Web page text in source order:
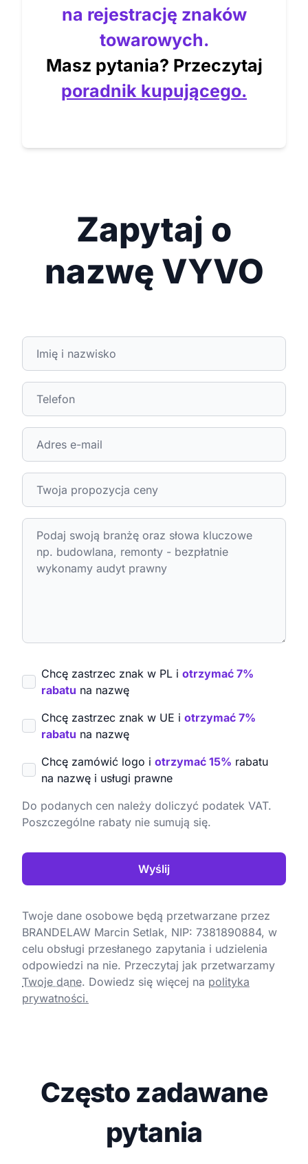
na rejestrację znaków
towarowych.
Masz pytania? Przeczytaj
poradnik kupującego.
Zapytaj o
nazwę VYVO
Chcę zastrzec znak w PL i otrzymać 7%
rabatu na nazwę
Chcę zastrzec znak w UE i otrzymać 7%
rabatu na nazwę
Chcę zamówić logo i otrzymać 15% rabatu
na nazwę i usługi prawne
Do podanych cen należy doliczyć podatek VAT.
Poszczególne rabaty nie sumują się.
Wyślij
Twoje dane osobowe będą przetwarzane przez
BRANDELAW Marcin Setlak, NIP: 7381890884, w
celu obsługi przesłanego zapytania i udzielenia
odpowiedzi na nie. Przeczytaj jak przetwarzamy
Twoje dane. Dowiedz się więcej na polityka
prywatności.
Często zadawane
pytania